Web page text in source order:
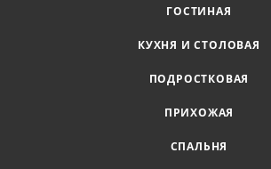
ГОСТИНАЯ
КУХНЯ И СТОЛОВАЯ
ПОДРОСТКОВАЯ
ПРИХОЖАЯ
СПАЛЬНЯ